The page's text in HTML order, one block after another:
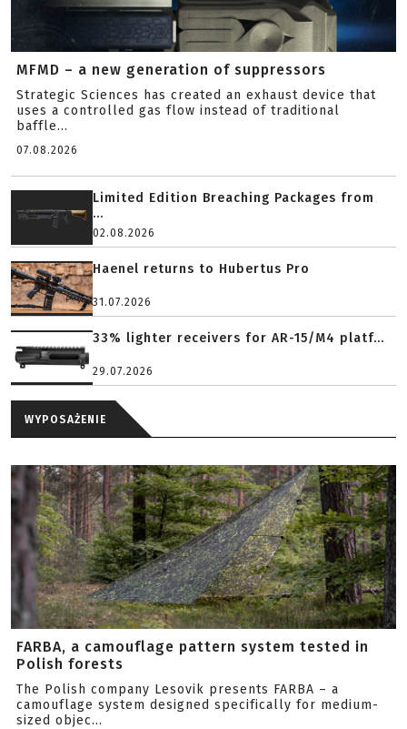
MFMD – a new generation of suppressors
Strategic Sciences has created an exhaust device that
uses a controlled gas flow instead of traditional
baffle...
07.08.2026
Limited Edition Breaching Packages from
...
02.08.2026
Haenel returns to Hubertus Pro
31.07.2026
33% lighter receivers for AR-15/M4 platf...
29.07.2026
WYPOSAŻENIE
FARBA, a camouflage pattern system tested in
Polish forests
The Polish company Lesovik presents FARBA – a
camouflage system designed specifically for medium-
sized objec...